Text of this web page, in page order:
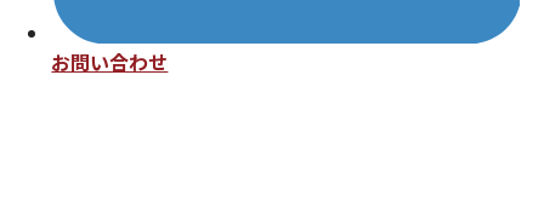
お問い合わせ